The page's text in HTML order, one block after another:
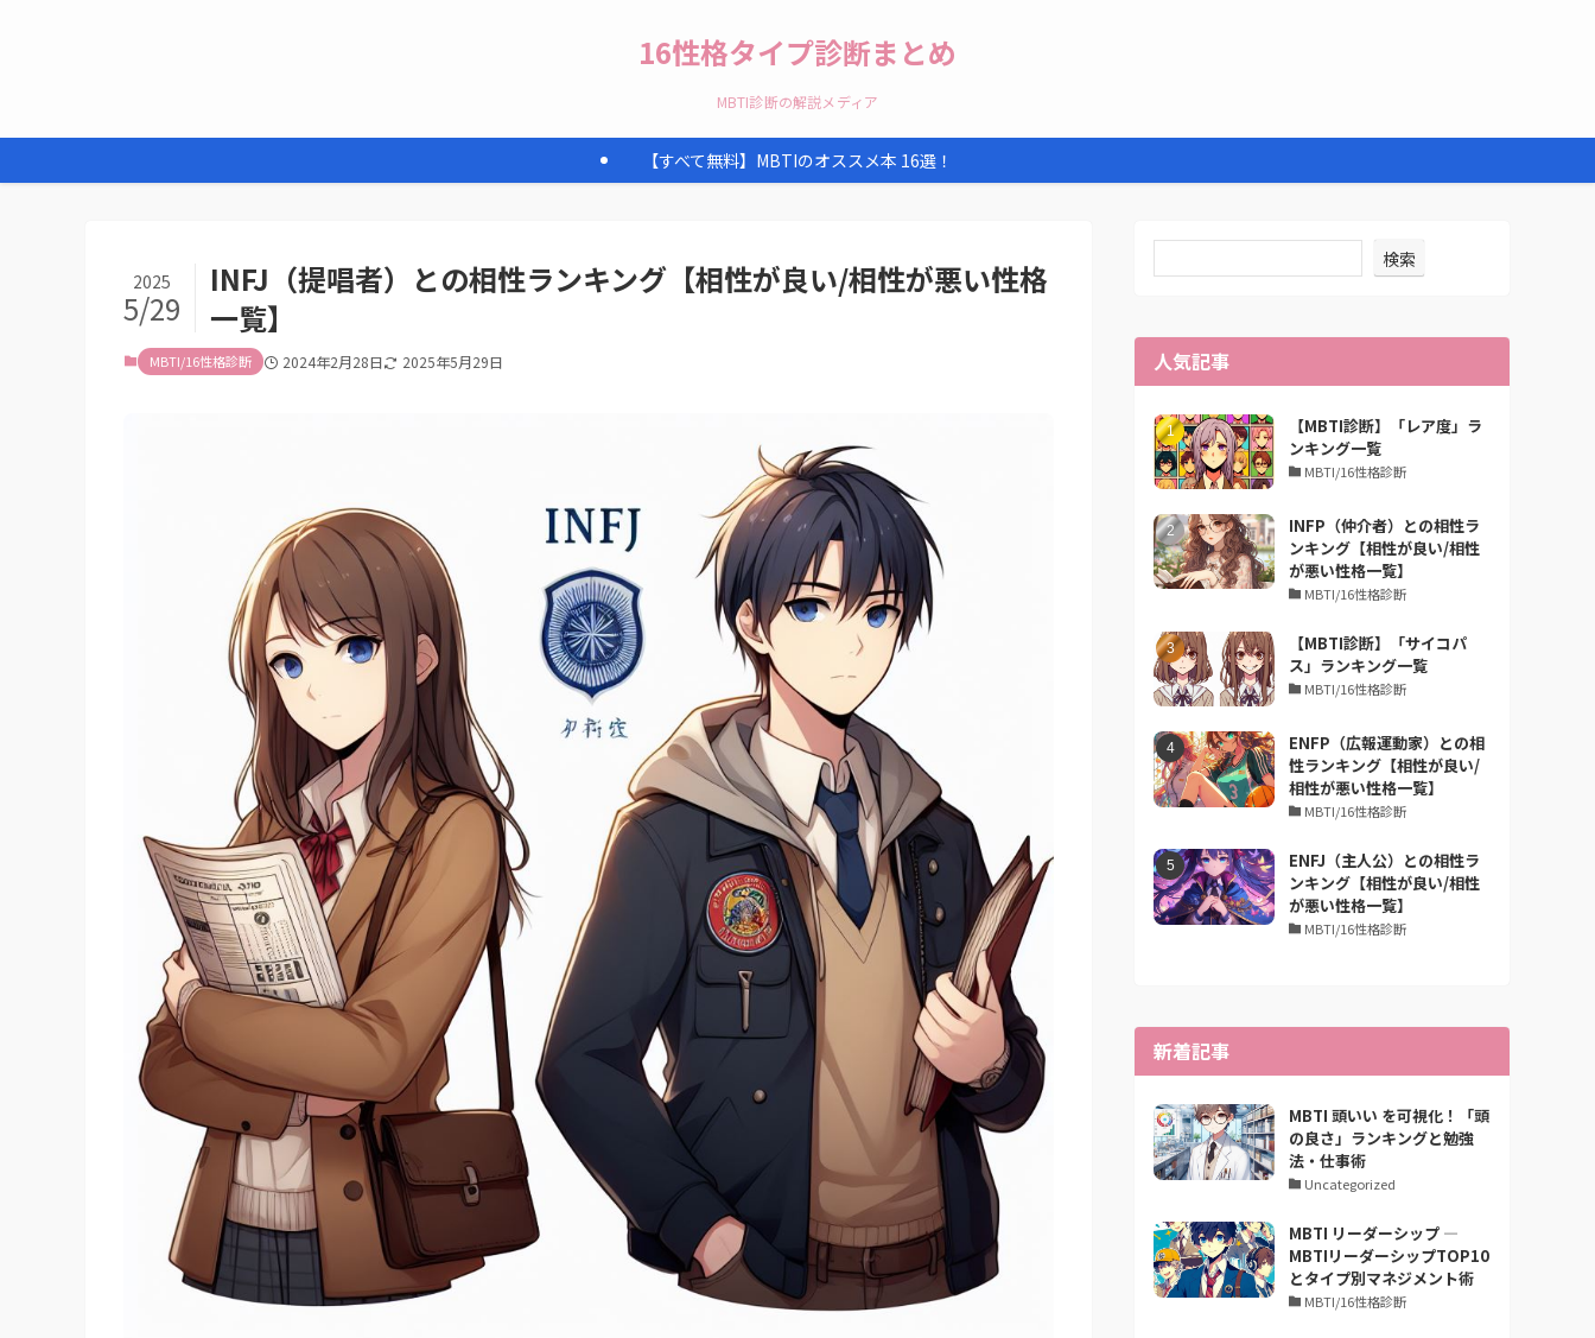
16性格タイプ診断まとめ
MBTI診断の解説メディア
【すべて無料】MBTIのオススメ本 16選！
INFJ（提唱者）との相性ランキング【相性が良い/相性が悪い性格
一覧】
2025
5/29
MBTI/16性格診断 2024年2月28日 2025年5月29日
検索
人気記事
【MBTI診断】「レア度」ラ
ンキング一覧
MBTI/16性格診断
INFP（仲介者）との相性ラ
ンキング【相性が良い/相性
が悪い性格一覧】
MBTI/16性格診断
【MBTI診断】「サイコパ
ス」ランキング一覧
MBTI/16性格診断
ENFP（広報運動家）との相
性ランキング【相性が良い/
相性が悪い性格一覧】
MBTI/16性格診断
ENFJ（主人公）との相性ラ
ンキング【相性が良い/相性
が悪い性格一覧】
MBTI/16性格診断
新着記事
MBTI 頭いい を可視化！「頭
の良さ」ランキングと勉強
法・仕事術
Uncategorized
MBTI リーダーシップ —
MBTIリーダーシップTOP10
とタイプ別マネジメント術
MBTI/16性格診断